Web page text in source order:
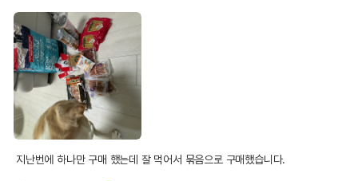
지난번에 하나만 구매 했는데 잘 먹어서 묶음으로 구매했습니다.